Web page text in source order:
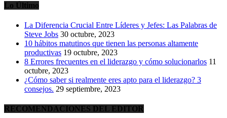
Lo Último
La Diferencia Crucial Entre Líderes y Jefes: Las Palabras de
Steve Jobs 30 octubre, 2023
10 hábitos matutinos que tienen las personas altamente
productivas 19 octubre, 2023
8 Errores frecuentes en el liderazgo y cómo solucionarlos 11
octubre, 2023
¿Cómo saber si realmente eres apto para el liderazgo? 3
consejos. 29 septiembre, 2023
RECOMENDACIONES DEL EDITOR